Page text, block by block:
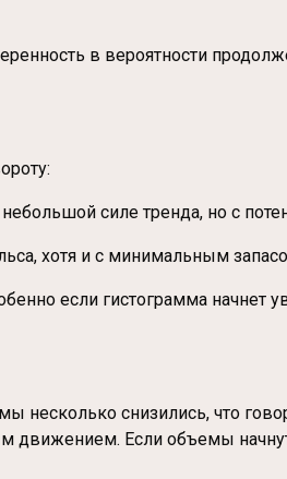
в вероятности
силе тренда, но с
хотя и с минимальным
если гистограмма начнет
снизились, что
Если объемы